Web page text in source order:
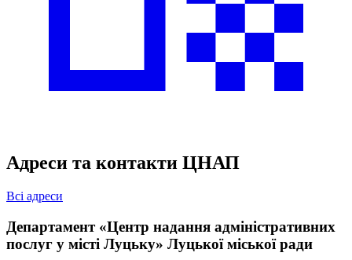
Адреси та контакти ЦНАП
Всі адреси
Департамент «Центр надання адміністративних
послуг у місті Луцьку» Луцької міської ради